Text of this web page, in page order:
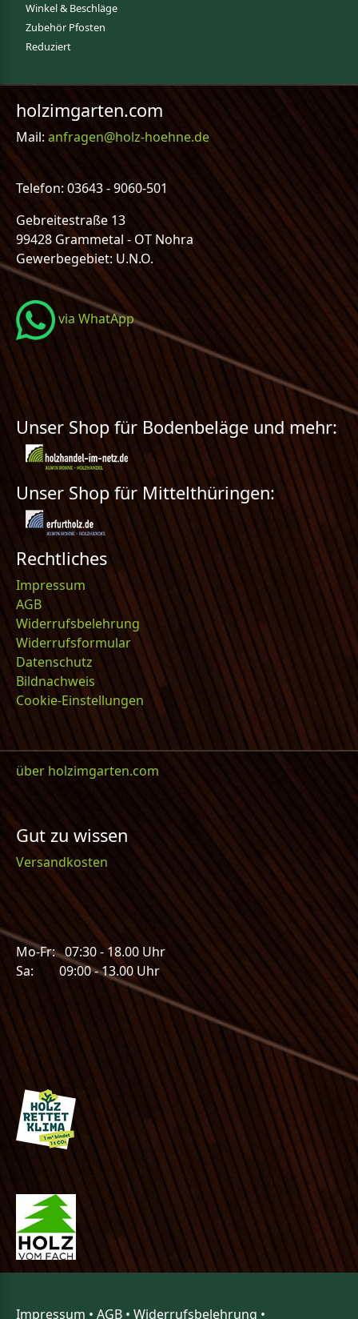
Winkel & Beschläge
Zubehör Pfosten
Reduziert
holzimgarten.com
Mail:anfragen@holz-hoehne.de
Telefon: 03643 - 9060-501
Gebreitestraße 13
99428 Grammetal - OT Nohra
Gewerbegebiet: U.N.O.
via WhatApp
Unser Shop für Bodenbeläge und mehr:
Unser Shop für Mittelthüringen:
Rechtliches
Impressum
AGB
Widerrufsbelehrung
Widerrufsformular
Datenschutz
Bildnachweis
Cookie-Einstellungen
über holzimgarten.com
Gut zu wissen
Versandkosten
Mo-Fr: 07:30 - 18.00 Uhr
Sa: 09:00 - 13.00 Uhr
Impressum • AGB • Widerrufsbelehrung •